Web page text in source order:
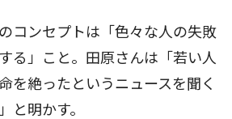
コンセプトは「色々な人の失敗
る」こと。田原さんは「若い人
を絶ったというニュースを聞く
と明かす。